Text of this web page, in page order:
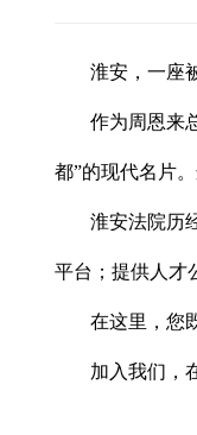
淮安，一座
作为周恩来
都”的现代名片
淮安法院历
平台；提供人才
在这里，您
加入我们，